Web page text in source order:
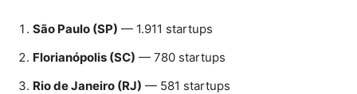
São Paulo (SP) — 1.911 startups
Florianópolis (SC) — 780 startups
Rio de Janeiro (RJ) — 581 startups